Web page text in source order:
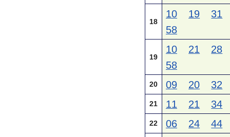
18
10 19
31
58
19
10 21
28
58
20 09 20 32
21 11 21 34
22 06 24 44